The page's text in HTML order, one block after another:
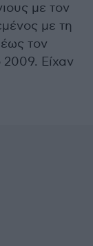
με τον
με τη
τον
Είχαν